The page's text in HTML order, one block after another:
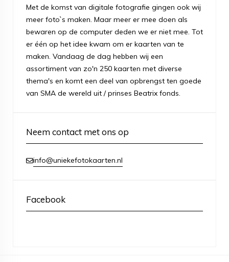
Met de komst van digitale fotografie gingen ook wij
meer foto`s maken. Maar meer er mee doen als
bewaren op de computer deden we er niet mee. Tot
er één op het idee kwam om er kaarten van te
maken. Vandaag de dag hebben wij een
assortiment van zo'n 250 kaarten met diverse
thema's en komt een deel van opbrengst ten goede
van SMA de wereld uit / prinses Beatrix fonds.
Neem contact met ons op
info@uniekefotokaarten.nl
Facebook